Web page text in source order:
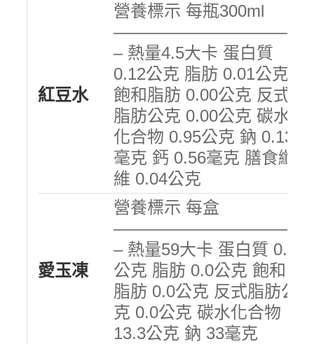
紅豆水
營養標示 每瓶300ml
———————————
– 熱量4.5大卡 蛋白質
0.12公克 脂肪 0.01公克
飽和脂肪 0.00公克 反式
脂肪公克 0.00公克 碳水
化合物 0.95公克 鈉 0.13
毫克 鈣 0.56毫克 膳食纖
維 0.04公克
愛玉凍
營養標示 每盒
———————————
– 熱量59大卡 蛋白質 0.0
公克 脂肪 0.0公克 飽和
脂肪 0.0公克 反式脂肪公
克 0.0公克 碳水化合物
13.3公克 鈉 33毫克